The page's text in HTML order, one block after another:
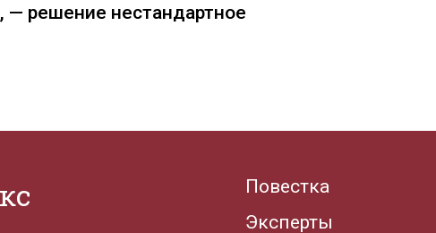
— решение нестандартное
Повестка
Эксперты